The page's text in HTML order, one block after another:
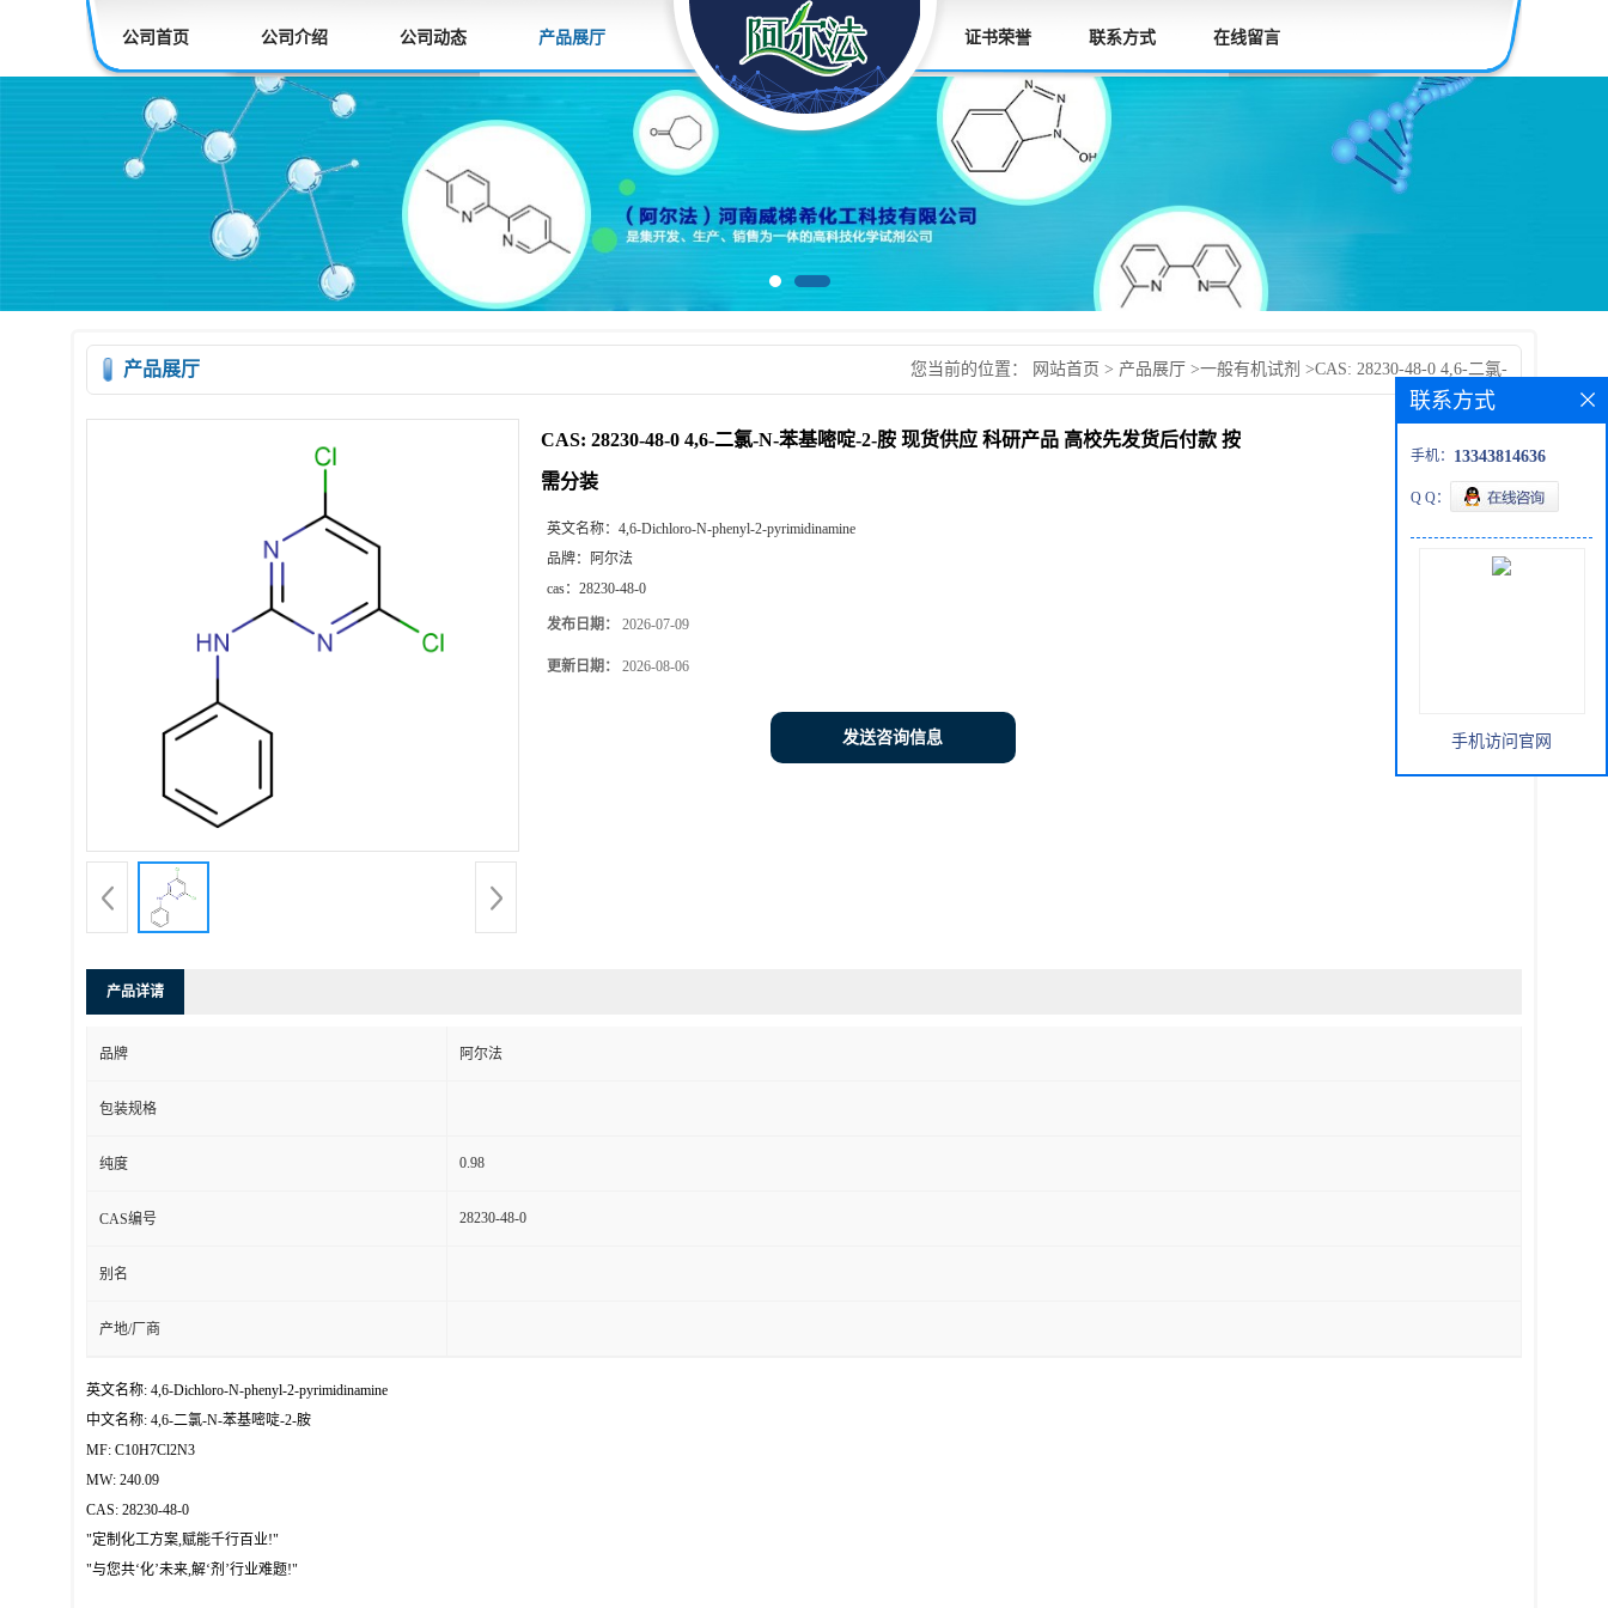
公司首页 公司介绍 公司动态 产品展厅 证书荣誉 联系方式 在线留言
产品展厅 您当前的位置： 网站首页 > 产品展厅 >一般有机试剂 >CAS: 28230-48-0 4,6-二氯-
CAS: 28230-48-0 4,6-二氯-N-苯基嘧啶-2-胺 现货供应 科研产品 高校先发货后付款 按
需分装
英文名称： 4,6-Dichloro-N-phenyl-2-pyrimidinamine
品牌： 阿尔法
cas： 28230-48-0
发布日期： 2026-07-09
更新日期： 2026-08-06
发送咨询信息
产品详请
品牌 阿尔法
包装规格
纯度 0.98
CAS编号 28230-48-0
别名
产地/厂商
英文名称: 4,6-Dichloro-N-phenyl-2-pyrimidinamine
中文名称: 4,6-二氯-N-苯基嘧啶-2-胺
MF: C10H7Cl2N3
MW: 240.09
CAS: 28230-48-0
"定制化工方案,赋能千行百业!"
"与您共‘化’未来,解‘剂’行业难题!"
联系方式
手机： 13343814636
Q Q：
手机访问官网